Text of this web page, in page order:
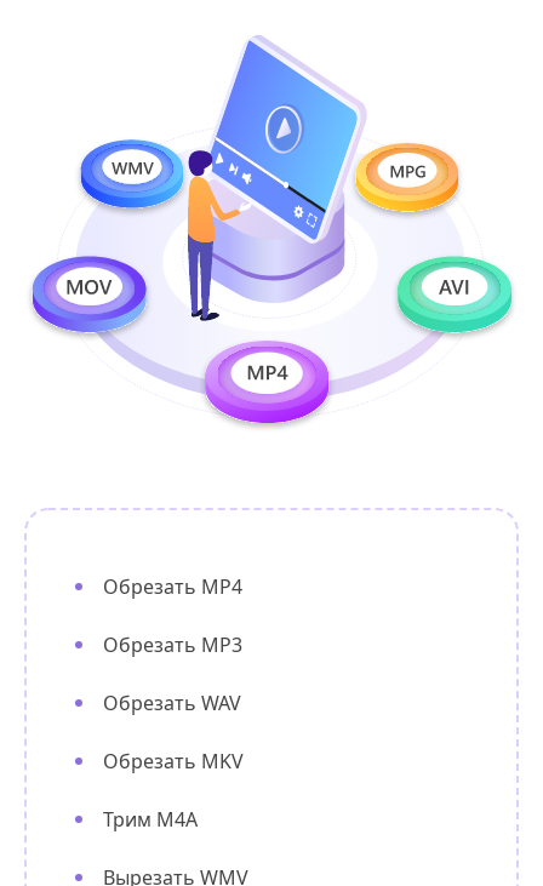
Обрезать MP4
Обрезать MP3
Обрезать WAV
Обрезать MKV
Трим М4А
Вырезать WMV